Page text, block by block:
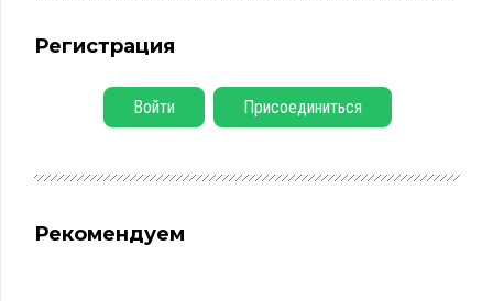
Регистрация
Войти Присоединиться
Рекомендуем